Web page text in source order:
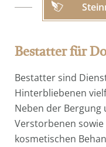
Bestatter für
Bestatter sind
Hinterbliebenen
Neben der
Verstorbenen
kosmetischen